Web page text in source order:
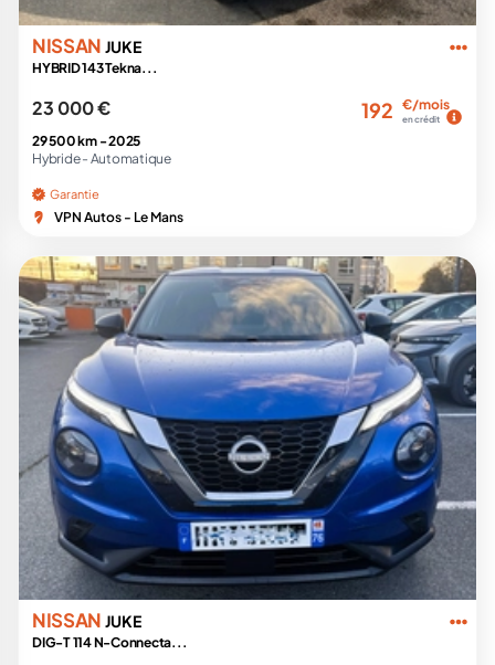
NISSAN JUKE
HYBRID 143 Tekna...
23 000 € 192 €/mois
en crédit
29 500 km -2025
Hybride - Automatique
Garantie
VPN Autos - Le Mans
NISSAN JUKE
DIG-T 114 N-Connecta...